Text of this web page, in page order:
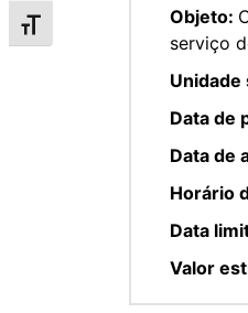
Alternar tamanho da fonte
Objeto:
serviço
Unidade
Data de
Data de
Horário
Data
Valor